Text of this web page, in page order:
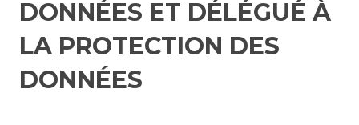
DONNÉES ET DÉLÉGUÉ À
LA PROTECTION DES
DONNÉES